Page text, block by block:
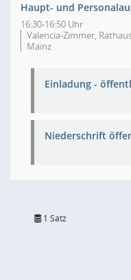
Haupt- und
16:30-16:50 Uhr
Valencia-Zimmer,
Mainz
Einladung -
Niederschrift
1 Satz